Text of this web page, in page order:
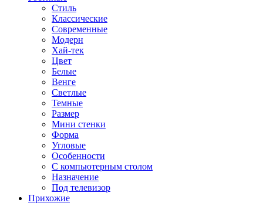
Стиль
Классические
Современные
Модерн
Хай-тек
Цвет
Белые
Венге
Светлые
Темные
Размер
Мини стенки
Форма
Угловые
Особенности
С компьютерным столом
Назначение
Под телевизор
Прихожие